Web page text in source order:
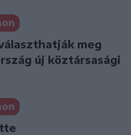
meg
új köztársasági